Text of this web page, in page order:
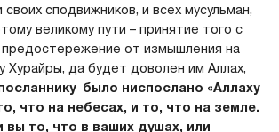
сподвижников, и всех мусульман,
великому пути – принятие того с
от измышления на
Хурайры, да будет доволен им Аллах,
было ниспослано «Аллаху
что на небесах, и то, что на земле.
вы то, что в ваших душах, или